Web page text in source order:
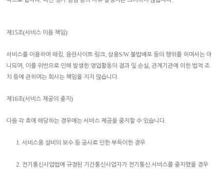
제 15조(서비스 이용 책임)
서비스를 이용하여 해킹,음란사이트 링크,상용S/W불법배포 등의 행위를 하여서는 아
니되며 , 이를 위반으로 인해 발생한 영업활동의 결과 및 손실,관계기관에 의한 법적 조
치 등에 관하여는 회사는 책임을 지지 않습니다.
제 16조(서비스 제공의 중지)
다음 각 호에 해당하는 경우에는 서비스 제공을 중지할 수 있습니다.
1.서비스용 설비의 보수 등 공사로 인한 부득이한 경우
2. 전기통신사업법에 규정된 기간통신사업자가 전기통신 서비스를 중지했을 경우